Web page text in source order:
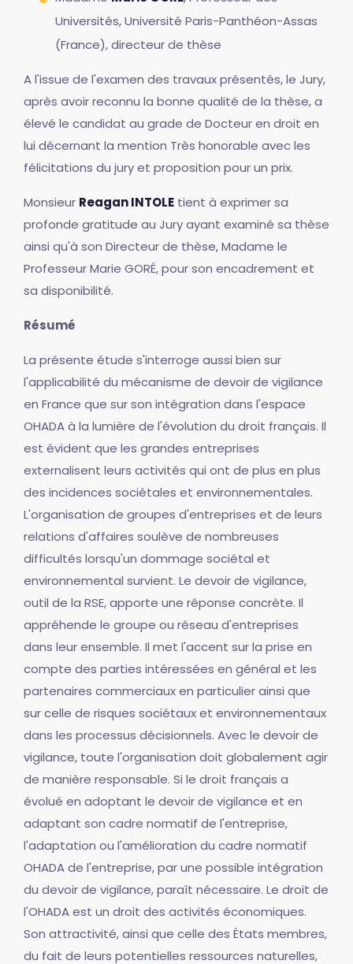
Universités, Université Paris-Panthéon-Assas
(France), directeur de thèse
A l'issue de l'examen des travaux présentés, le Jury,
après avoir reconnu la bonne qualité de la thèse, a
élevé le candidat au grade de Docteur en droit en
lui décernant la mention Très honorable avec les
félicitations du jury et proposition pour un prix.
Monsieur Reagan INTOLE tient à exprimer sa
profonde gratitude au Jury ayant examiné sa thèse
ainsi qu'à son Directeur de thèse, Madame le
Professeur Marie GORÉ, pour son encadrement et
sa disponibilité.
Résumé
La présente étude s'interroge aussi bien sur
l'applicabilité du mécanisme de devoir de vigilance
en France que sur son intégration dans l'espace
OHADA à la lumière de l'évolution du droit français. Il
est évident que les grandes entreprises
externalisent leurs activités qui ont de plus en plus
des incidences sociétales et environnementales.
L'organisation de groupes d'entreprises et de leurs
relations d'affaires soulève de nombreuses
difficultés lorsqu'un dommage sociétal et
environnemental survient. Le devoir de vigilance,
outil de la RSE, apporte une réponse concrète. Il
appréhende le groupe ou réseau d'entreprises
dans leur ensemble. Il met l'accent sur la prise en
compte des parties intéressées en général et les
partenaires commerciaux en particulier ainsi que
sur celle de risques sociétaux et environnementaux
dans les processus décisionnels. Avec le devoir de
vigilance, toute l'organisation doit globalement agir
de manière responsable. Si le droit français a
évolué en adoptant le devoir de vigilance et en
adaptant son cadre normatif de l'entreprise,
l'adaptation ou l'amélioration du cadre normatif
OHADA de l'entreprise, par une possible intégration
du devoir de vigilance, paraît nécessaire. Le droit de
l'OHADA est un droit des activités économiques.
Son attractivité, ainsi que celle des États membres,
du fait de leurs potentielles ressources naturelles,